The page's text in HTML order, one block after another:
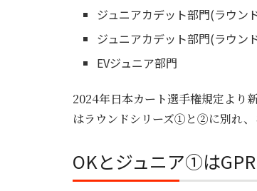
ジュニアカデット部門(ラウン
ジュニアカデット部門(ラウン
EVジュニア部門
2024年日本カート選手権規定より
はラウンドシリーズ①と②に別れ、
OKとジュニア①は